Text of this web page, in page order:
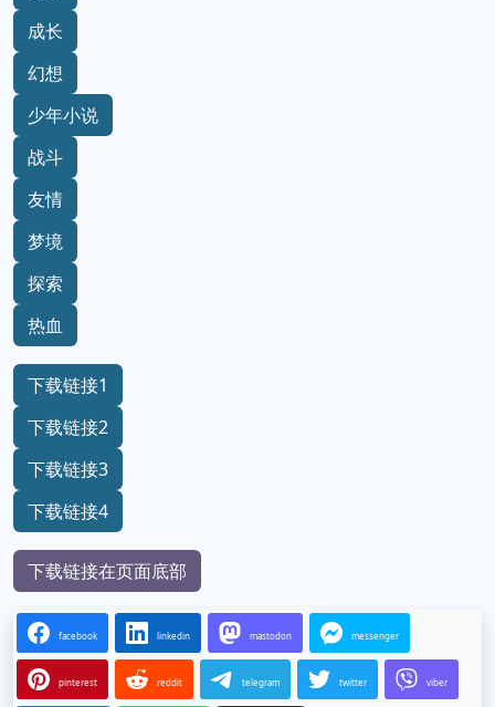
外国文学
随笔
旋转木马
冒险
成长
幻想
少年小说
战斗
友情
梦境
探索
热血
下载链接1
下载链接2
下载链接3
下载链接4